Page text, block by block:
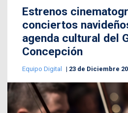
Estrenos
conciertos
agenda cultural del
Concepción
Equipo Digital 23 de Diciembre